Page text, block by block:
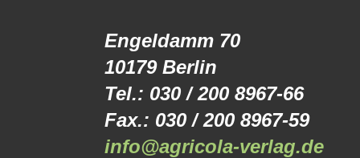
Engeldamm 70
10179 Berlin
Tel.: 030 / 200 8967-66
Fax.: 030 / 200 8967-59
info@agricola-verlag.de